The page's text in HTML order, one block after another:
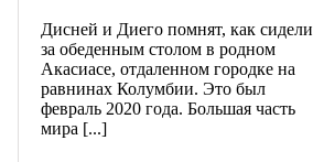
Дисней и Диего помнят, как сидели
за обеденным столом в родном
Акасиасе, отдаленном городке на
равнинах Колумбии. Это был
февраль 2020 года. Большая часть
мира [...]